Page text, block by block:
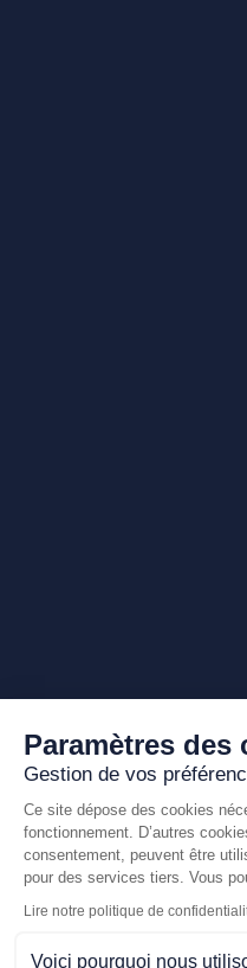
Paramètres des
Gestion de vos
Ce site dépose des cookies
fonctionnement. D’autres
consentement, peuvent être
pour des services tiers. Vous
Lire notre politique de
Voici pourquoi nous